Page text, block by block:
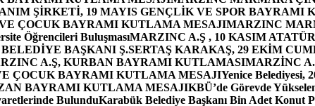
ŞİRKETİ, 19 MAYIS GENÇLİK VE SPOR BAYRAMI
ÇOCUK BAYRAMI KUTLAMA MESAJIMARZINC
Öğrencileri BuluşmasıMARZINC A.Ş , 10 KASIM
BAŞKANI Ş.SERTAŞ KARAKAŞ, 29 EKİM
A.Ş, KURBAN BAYRAMI KUTLAMASIMARZİNC
ÇOCUK BAYRAMI KUTLAMA MESAJIYenice Belediyesi,
BAYRAMI KUTLAMA MESAJIKBÜ’de Görevde
BulunduKarabük Belediye Başkanı Bin Adet Konut